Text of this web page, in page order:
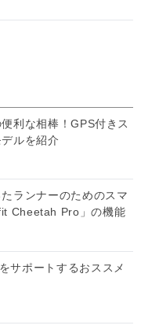
利な相棒！GPS付きス
ルを紹介
ランナーのためのスマ
Cheetah Pro」の機能
サポートするおススメ